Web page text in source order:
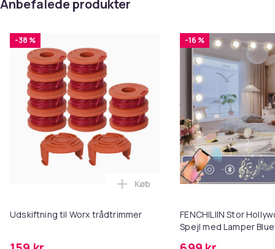
Anbefalede produkter
-38 %
Udskiftning til Worx trådtrimmer
Læg Udskiftning til Worx
Køb
-16 %
FENCHILIIN Stor
Spejl med Lamper